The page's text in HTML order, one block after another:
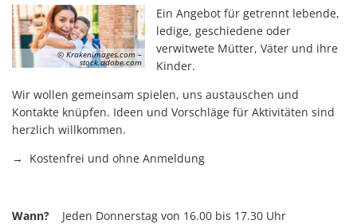
© Krakenimages.com –
stock.adobe.com
Ein Angebot für getrennt lebende,
ledige, geschiedene oder
verwitwete Mütter, Väter und ihre
Kinder.
Wir wollen gemeinsam spielen, uns austauschen und
Kontakte knüpfen. Ideen und Vorschläge für Aktivitäten sind
herzlich willkommen.
→ Kostenfrei und ohne Anmeldung
Wann?
Jeden Donnerstag von 16.00 bis 17.30 Uhr